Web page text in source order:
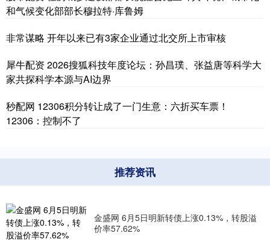
和气候变化部部长穆拉特·库鲁姆
非常谋略 开年以来已有3家企业通过北交所上市审核
犀牛配资 2026搜狐科技年度论坛：孙昌璞、张益唐等科学大
家共探科学本源与AI边界
秒配网 12306积分转让成了一门生意：六折买车票！
12306：控制不了
推荐资讯
金盛网 6月5日明新转债上涨0.13%，转股溢
价率57.62%